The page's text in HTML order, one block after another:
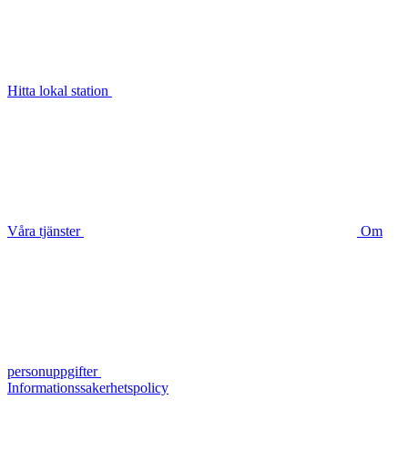
Hitta lokal station
Våra tjänster Om
personuppgifter
Informationssakerhetspolicy